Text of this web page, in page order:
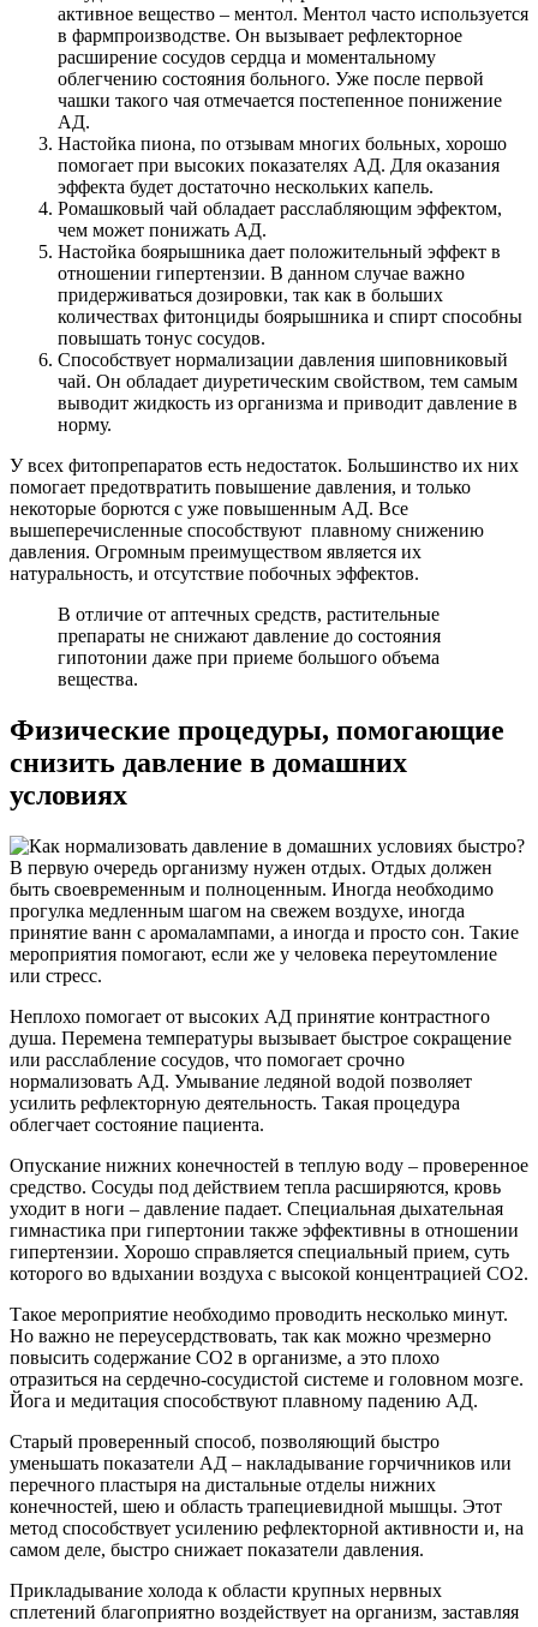
активное вещество – ментол. Ментол часто используется
в фармпроизводстве. Он вызывает рефлекторное
расширение сосудов сердца и моментальному
облегчению состояния больного. Уже после первой
чашки такого чая отмечается постепенное понижение
АД.
Настойка пиона, по отзывам многих больных, хорошо
помогает при высоких показателях АД. Для оказания
эффекта будет достаточно нескольких капель.
Ромашковый чай обладает расслабляющим эффектом,
чем может понижать АД.
Настойка боярышника дает положительный эффект в
отношении гипертензии. В данном случае важно
придерживаться дозировки, так как в больших
количествах фитонциды боярышника и спирт способны
повышать тонус сосудов.
Способствует нормализации давления шиповниковый
чай. Он обладает диуретическим свойством, тем самым
выводит жидкость из организма и приводит давление в
норму.
У всех фитопрепаратов есть недостаток. Большинство их них
помогает предотвратить повышение давления, и только
некоторые борются с уже повышенным АД. Все
вышеперечисленные способствуют плавному снижению
давления. Огромным преимуществом является их
натуральность, и отсутствие побочных эффектов.
В отличие от аптечных средств, растительные
препараты не снижают давление до состояния
гипотонии даже при приеме большого объема
вещества.
Физические процедуры, помогающие
снизить давление в домашних
условиях
В первую очередь организму нужен отдых. Отдых должен
быть своевременным и полноценным. Иногда необходимо
прогулка медленным шагом на свежем воздухе, иногда
принятие ванн с аромалампами, а иногда и просто сон. Такие
мероприятия помогают, если же у человека переутомление
или стресс.
Неплохо помогает от высоких АД принятие контрастного
душа. Перемена температуры вызывает быстрое сокращение
или расслабление сосудов, что помогает срочно
нормализовать АД. Умывание ледяной водой позволяет
усилить рефлекторную деятельность. Такая процедура
облегчает состояние пациента.
Опускание нижних конечностей в теплую воду – проверенное
средство. Сосуды под действием тепла расширяются, кровь
уходит в ноги – давление падает. Специальная дыхательная
гимнастика при гипертонии также эффективны в отношении
гипертензии. Хорошо справляется специальный прием, суть
которого во вдыхании воздуха с высокой концентрацией СО2.
Такое мероприятие необходимо проводить несколько минут.
Но важно не переусердствовать, так как можно чрезмерно
повысить содержание СО2 в организме, а это плохо
отразиться на сердечно-сосудистой системе и головном мозге.
Йога и медитация способствуют плавному падению АД.
Старый проверенный способ, позволяющий быстро
уменьшать показатели АД – накладывание горчичников или
перечного пластыря на дистальные отделы нижних
конечностей, шею и область трапециевидной мышцы. Этот
метод способствует усилению рефлекторной активности и, на
самом деле, быстро снижает показатели давления.
Прикладывание холода к области крупных нервных
сплетений благоприятно воздействует на организм, заставляя